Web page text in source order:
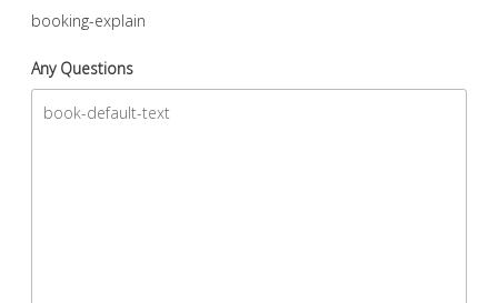
booking-explain
Any Questions